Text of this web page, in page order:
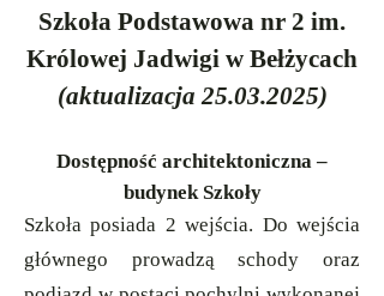
Szkoła Podstawowa nr 2 im.
Królowej Jadwigi w Bełżycach
(aktualizacja25.03.2025)
Dostępność architektoniczna –
budynek Szkoły
Szkoła posiada 2 wejścia. Do wejścia
głównego prowadzą schody oraz